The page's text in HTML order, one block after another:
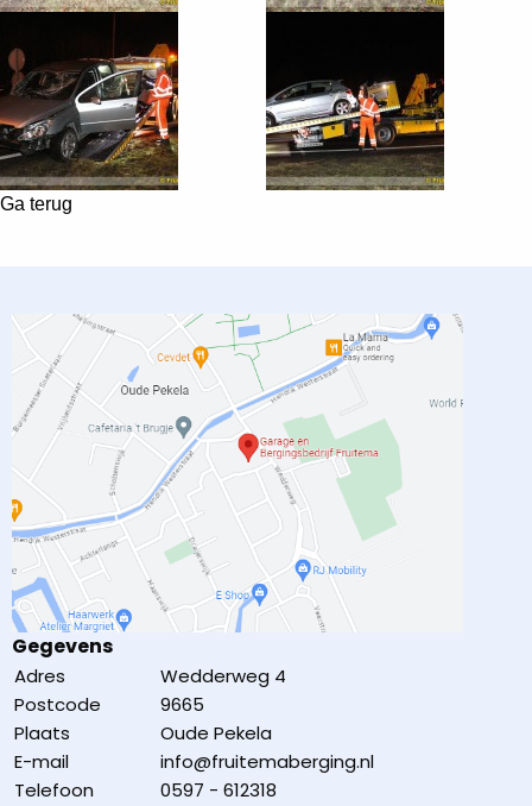
Ga terug
Gegevens
Adres
Wedderweg 4
Postcode
9665
Plaats
Oude Pekela
E-mail
info@fruitemaberging.nl
Telefoon
0597 - 612318